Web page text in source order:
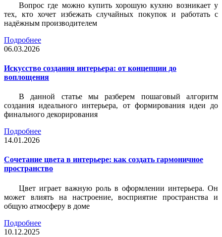
Вопрос где можно купить хорошую кухню возникает у
тех, кто хочет избежать случайных покупок и работать с
надёжным производителем
Подробнее
06.03.2026
Искусство создания интерьера: от концепции до
воплощения
В данной статье мы разберем пошаговый алгоритм
создания идеального интерьера, от формирования идеи до
финального декорирования
Подробнее
14.01.2026
Сочетание цвета в интерьере: как создать гармоничное
пространство
Цвет играет важную роль в оформлении интерьера. Он
может влиять на настроение, восприятие пространства и
общую атмосферу в доме
Подробнее
10.12.2025